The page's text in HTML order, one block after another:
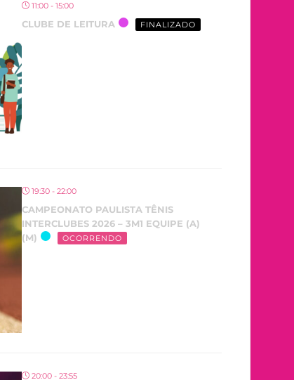
11:00 - 15:00
CLUBE DE LEITURA FINALIZADO
19:30 - 22:00
CAMPEONATO PAULISTA TÊNIS
INTERCLUBES 2026 – 3M1 EQUIPE (A)
(M)
OCORRENDO
20:00 - 23:55